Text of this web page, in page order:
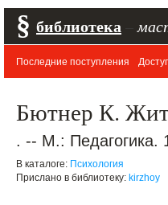
§ библиотека
Последние поступления
Бютнер К.
. -- М.: Педагогика.
В каталоге: Психология
Прислано в библиотеку: kirzhoy